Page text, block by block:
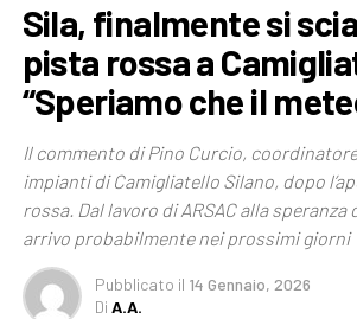
Sila, finalmente si
pista rossa a
“Speriamo che il
Il commento di Pino Curcio,
impianti di Camigliatello Silano, dopo
rossa. Dal lavoro di ARSAC alla speranza
arrivo probabilmente nei prossimi giorni
Pubblicato il 14 Gennaio, 2026
Di A.A.